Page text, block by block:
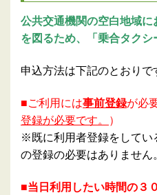
公共交通機関の空白地域
を図るため、「乗合タク
申込方法は下記のとおりで
■ご利用 には事前登録が必
登録が必要です。
）
※既に利用者登録をしてい
の登録の必要はありません
■当日 利用したい時間の ３